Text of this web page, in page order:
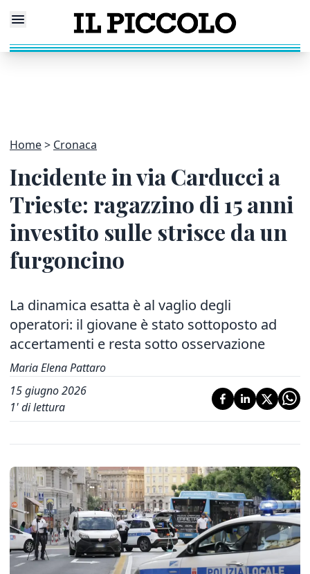
Home Cronaca
Incidente in via Carducci a
Trieste: ragazzino di 15 anni
investito sulle strisce da un
furgoncino
La dinamica esatta è al vaglio degli
operatori: il giovane è stato sottoposto ad
accertamenti e resta sotto osservazione
Maria Elena Pattaro
15 giugno 2026
1' di lettura